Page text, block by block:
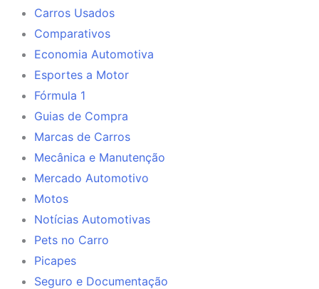
Carros Usados
Comparativos
Economia Automotiva
Esportes a Motor
Fórmula 1
Guias de Compra
Marcas de Carros
Mecânica e Manutenção
Mercado Automotivo
Motos
Notícias Automotivas
Pets no Carro
Picapes
Seguro e Documentação